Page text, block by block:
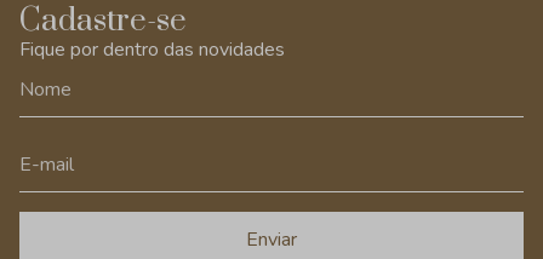
Cadastre-se
Fique por dentro das novidades
Enviar